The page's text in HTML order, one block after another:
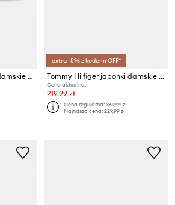
Tommy Hilfiger japonki damskie TH FLAG PRINT SUMMER SANDAL
extra -5% z kodem: OFF*
Tommy Hilfiger japonki damskie skórzane ELEVATED TOE POST LTH SANDAL
Cena aktualna:
219,99 zł
Cena regularna:369,99 zł
Najniższa cena:229,99 zł